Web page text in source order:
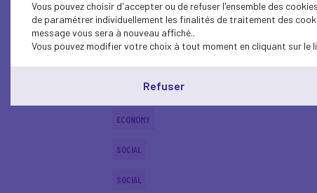
ECONOMY
ECONOMY
SOCIAL
SOCIAL
Vous pouvez choisir d'accepter ou de refuser l'ensemble des
de paramétrer individuellement les finalités de traitement des
message vous sera à nouveau affiché..
Vous pouvez modifier votre choix à tout moment en cliquant sur le
Refuser